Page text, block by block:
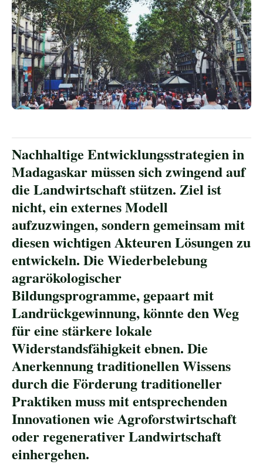
Nachhaltige Entwicklungsstrategien in
Madagaskar müssen sich zwingend auf
die Landwirtschaft stützen. Ziel ist
nicht, ein externes Modell
aufzuzwingen, sondern gemeinsam mit
diesen wichtigen Akteuren Lösungen zu
entwickeln. Die Wiederbelebung
agrarökologischer
Bildungsprogramme, gepaart mit
Landrückgewinnung, könnte den Weg
für eine stärkere lokale
Widerstandsfähigkeit ebnen. Die
Anerkennung traditionellen Wissens
durch die Förderung traditioneller
Praktiken muss mit entsprechenden
Innovationen wie Agroforstwirtschaft
oder regenerativer Landwirtschaft
einhergehen.